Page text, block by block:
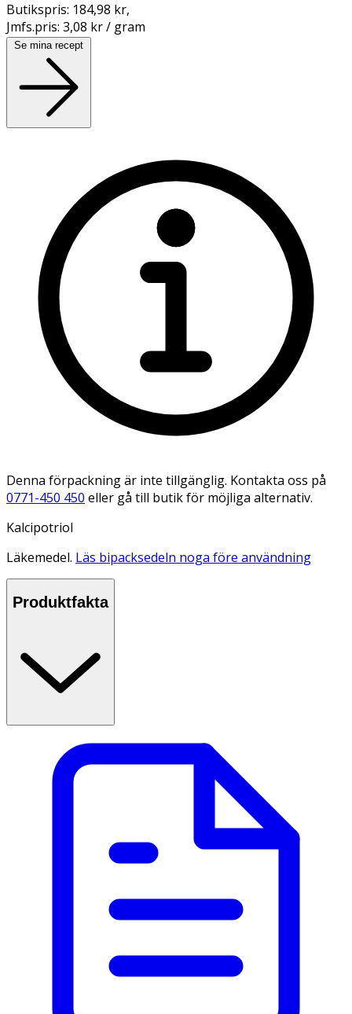
Butikspris: 184,98 kr,
Jmfs.pris: 3,08 kr / gram
Se mina recept
Denna förpackning är inte tillgänglig. Kontakta oss på
0771-450 450 eller gå till butik för möjliga alternativ.
Kalcipotriol
Läkemedel. Läs bipacksedeln noga före användning
Produktfakta